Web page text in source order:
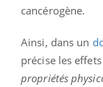
cancérogène.
Ainsi, dans un
précise les
propriétés